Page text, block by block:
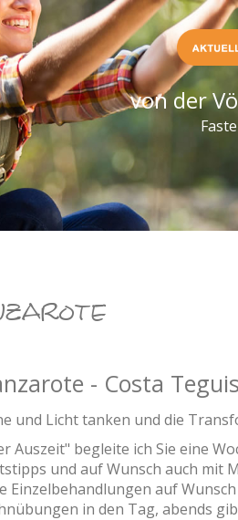
von der
- Costa
und Licht tanken und die
Auszeit" begleite ich Sie eine
und auf Wunsch auch mit
Einzelbehandlungen auf
in den Tag, abends